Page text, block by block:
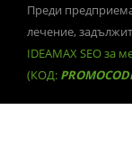
Преди
лечение,
IDEAMAX SEO за
(КОД: